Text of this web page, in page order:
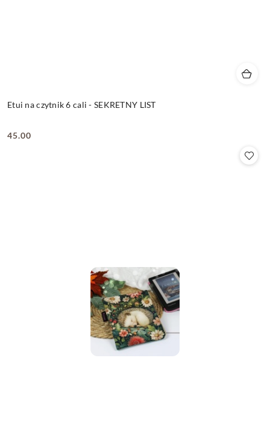
Etui na czytnik 6 cali - SEKRETNY LIST
Cena:
45.00